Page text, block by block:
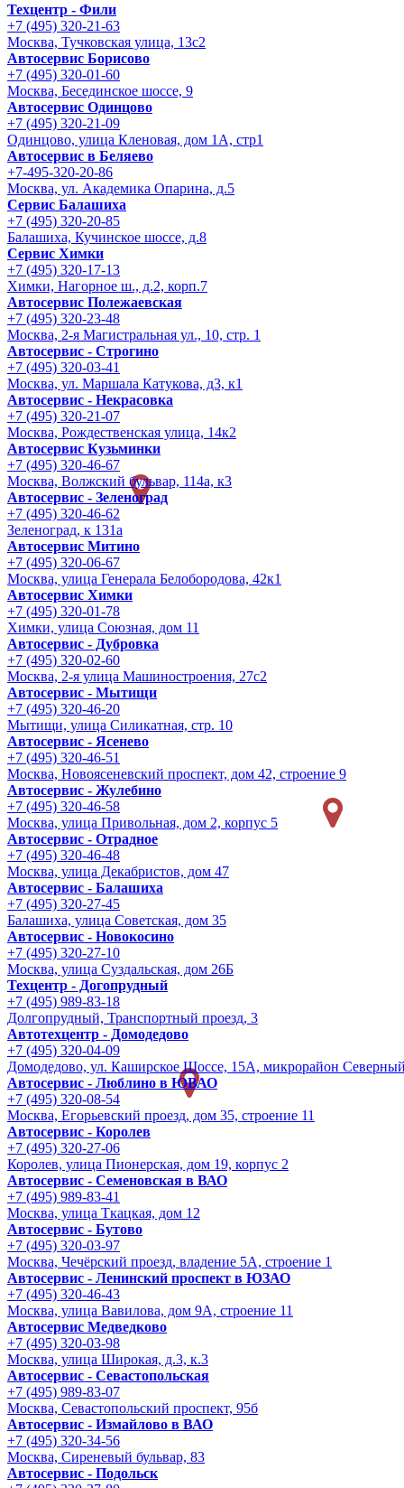
Техцентр - Фили
+7 (495) 320-21-63
Москва, Тучковская улица, 13с2
Автосервис Борисово
+7 (495) 320-01-60
Москва, Бесединское шоссе, 9
Автосервис Одинцово
+7 (495) 320-21-09
Одинцово, улица Кленовая, дом 1А, стр1
Автосервис в Беляево
+7-495-320-20-86
Москва, ул. Академика Опарина, д.5
Сервис Балашиха
+7 (495) 320-20-85
Балашиха, Кучинское шоссе, д.8
Сервис Химки
+7 (495) 320-17-13
Химки, Нагорное ш., д.2, корп.7
Автосервис Полежаевская
+7 (495) 320-23-48
Москва, 2-я Магистральная ул., 10, стр. 1
Автосервис - Строгино
+7 (495) 320-03-41
Москва, ул. Маршала Катукова, д3, к1
Автосервис - Некрасовка
+7 (495) 320-21-07
Москва, Рождественская улица, 14к2
Автосервис Кузьминки
+7 (495) 320-46-67
Москва, Волжский бульвар, 114а, к3
Автосервис - Зеленоград
+7 (495) 320-46-62
Зеленоград, к 131а
Автосервис Митино
+7 (495) 320-06-67
Москва, улица Генерала Белобородова, 42к1
Автосервис Химки
+7 (495) 320-01-78
Химки, улица Союзная, дом 11
Автосервис - Дубровка
+7 (495) 320-02-60
Москва, 2-я улица Машиностроения, 27с2
Автосервис - Мытищи
+7 (495) 320-46-20
Мытищи, улица Силикатная, стр. 10
Автосервис - Ясенево
+7 (495) 320-46-51
Москва, Новоясеневский проспект, дом 42, строение 9
Автосервис - Жулебино
+7 (495) 320-46-58
Москва, улица Привольная, дом 2, корпус 5
Автосервис - Отрадное
+7 (495) 320-46-48
Москва, улица Декабристов, дом 47
Автосервис - Балашиха
+7 (495) 320-27-45
Балашиха, улица Советская, дом 35
Автосервис - Новокосино
+7 (495) 320-27-10
Москва, улица Суздальская, дом 26Б
Техцентр - Догопрудный
+7 (495) 989-83-18
Долгопрудный, Транспортный проезд, 3
Автотехцентр - Домодедово
+7 (495) 320-04-09
Домодедово, ул. Каширское Шоссе, 15А, микрорайон
Автосервис - Люблино в ЮВАО
+7 (495) 320-08-54
Москва, Егорьевский проезд, дом 35, строение 11
Автосервис - Королев
+7 (495) 320-27-06
Королев, улица Пионерская, дом 19, корпус 2
Автосервис - Семеновская в ВАО
+7 (495) 989-83-41
Москва, улица Ткацкая, дом 12
Автосервис - Бутово
+7 (495) 320-03-97
Москва, Чечёрский проезд, владение 5А, строение 1
Автосервис - Ленинский проспект в ЮЗАО
+7 (495) 320-46-43
Москва, улица Вавилова, дом 9A, строение 11
Автосервис Медведково
+7 (495) 320-03-98
Москва, улица Широкая, д.3, к.3
Автосервис - Cевастопольская
+7 (495) 989-83-07
Москва, Севастопольский проспект, 95б
Автосервис - Измайлово в ВАО
+7 (495) 320-34-56
Москва, Сиреневый бульвар, 83
Автосервис - Подольск